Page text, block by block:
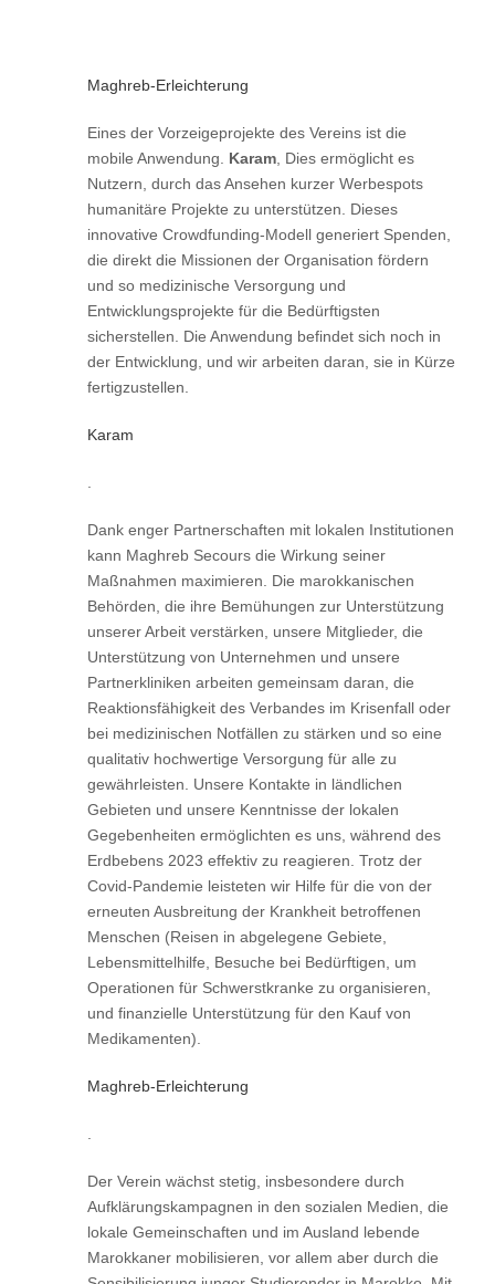
Maghreb-Erleichterung
Eines der Vorzeigeprojekte des Vereins ist die
mobile Anwendung. Karam , Dies ermöglicht es
Nutzern, durch das Ansehen kurzer Werbespots
humanitäre Projekte zu unterstützen. Dieses
innovative Crowdfunding-Modell generiert Spenden,
die direkt die Missionen der Organisation fördern
und so medizinische Versorgung und
Entwicklungsprojekte für die Bedürftigsten
sicherstellen. Die Anwendung befindet sich noch in
der Entwicklung, und wir arbeiten daran, sie in Kürze
fertigzustellen.
Karam
Dank enger Partnerschaften mit lokalen Institutionen
kann Maghreb Secours die Wirkung seiner
Maßnahmen maximieren. Die marokkanischen
Behörden, die ihre Bemühungen zur Unterstützung
unserer Arbeit verstärken, unsere Mitglieder, die
Unterstützung von Unternehmen und unsere
Partnerkliniken arbeiten gemeinsam daran, die
Reaktionsfähigkeit des Verbandes im Krisenfall oder
bei medizinischen Notfällen zu stärken und so eine
qualitativ hochwertige Versorgung für alle zu
gewährleisten. Unsere Kontakte in ländlichen
Gebieten und unsere Kenntnisse der lokalen
Gegebenheiten ermöglichten es uns, während des
Erdbebens 2023 effektiv zu reagieren. Trotz der
Covid-Pandemie leisteten wir Hilfe für die von der
erneuten Ausbreitung der Krankheit betroffenen
Menschen (Reisen in abgelegene Gebiete,
Lebensmittelhilfe, Besuche bei Bedürftigen, um
Operationen für Schwerstkranke zu organisieren,
und finanzielle Unterstützung für den Kauf von
Medikamenten).
Maghreb-Erleichterung
Der Verein wächst stetig, insbesondere durch
Aufklärungskampagnen in den sozialen Medien, die
lokale Gemeinschaften und im Ausland lebende
Marokkaner mobilisieren, vor allem aber durch die